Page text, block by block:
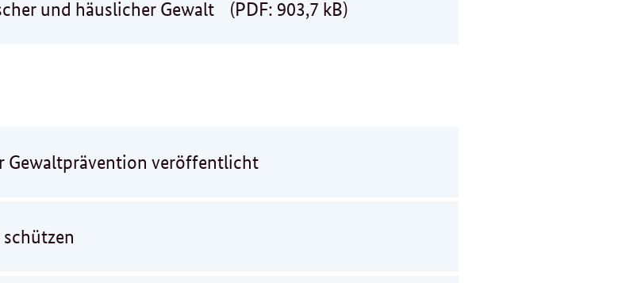
und häuslicher Gewalt
(PDF: 903,7 kB)
Gewaltprävention veröffentlicht